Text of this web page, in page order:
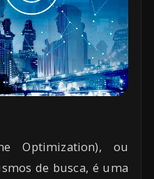
Optimization), ou
de busca, é uma